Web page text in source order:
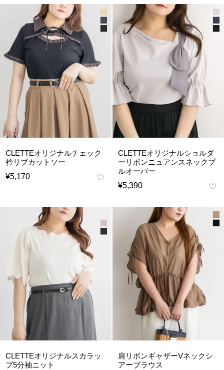
CLETTEオリジナルチェック
衿リブカットソー
¥5,170
CLETTEオリジナルショルダ
ーリボンニュアンスネックプ
ルオーバー
¥5,390
CLETTEオリジナルスカラッ
プ5分袖ニット
肩リボンギャザーVネックシ
アーブラウス